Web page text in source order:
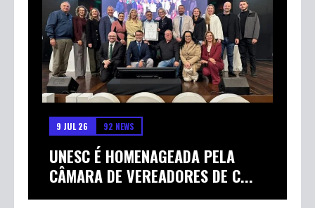
9 JUL 26 92 NEWS
UNESC É HOMENAGEADA PELA
CÂMARA DE VEREADORES DE C...